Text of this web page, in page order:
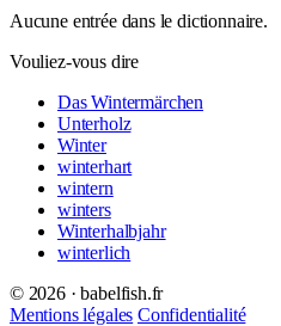
Aucune entrée dans le dictionnaire.
Vouliez-vous dire
Das Wintermärchen
Unterholz
Winter
winterhart
wintern
winters
Winterhalbjahr
winterlich
© 2026 · babelfish.fr
Mentions légales Confidentialité